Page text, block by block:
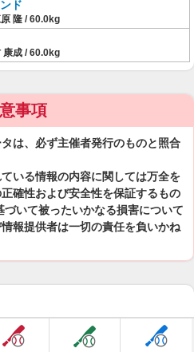
ド
隆 / 60.0kg
康成 / 60.0kg
事項
は、必ず主催者発行のものと照合
いる情報の内容に関しては万全を
確性および安全性を保証するもの
いて被ったいかなる損害について
報提供者は一切の責任を負いかね